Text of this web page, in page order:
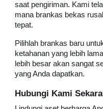
saat pengiriman. Kami
mana brankas bekas
tepat.
Pilihlah brankas baru
ketahanan yang lebih
lebih besar akan sangat
yang Anda dapatkan.
Hubungi Kami